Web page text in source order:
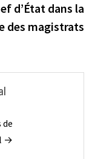
d’État dans la
des magistrats
→